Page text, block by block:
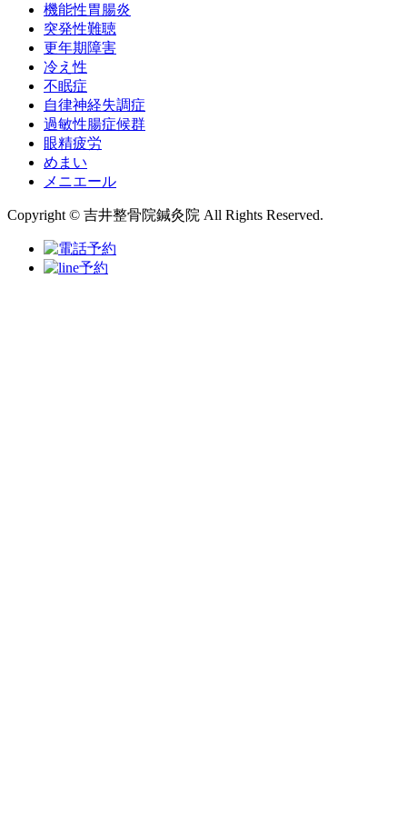
機能性胃腸炎
突発性難聴
更年期障害
冷え性
不眠症
自律神経失調症
過敏性腸症候群
眼精疲労
めまい
メニエール
Copyright © 吉井整骨院鍼灸院 All Rights Reserved.